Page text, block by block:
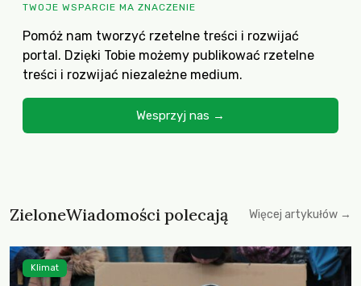
TWOJE WSPARCIE MA ZNACZENIE
Pomóż nam tworzyć rzetelne treści i rozwijać
portal. Dzięki Tobie możemy publikować rzetelne
treści i rozwijać niezależne medium.
Wesprzyj nas →
ZieloneWiadomości polecają Więcej artykułów →
Klimat